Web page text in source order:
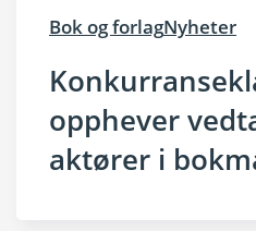
Bok og forlagNyheter
opphever
aktører i